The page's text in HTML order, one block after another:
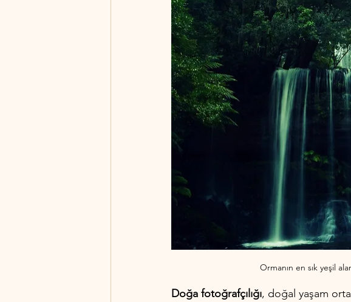
Ormanın en sık yeşil
Doğa fotoğrafçılığı, doğal yaşam